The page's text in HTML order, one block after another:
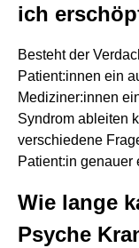
ich
Besteht der
Patient:innen ein
Mediziner:innen
Syndrom ableiten
verschiedene
Patient:in genauer
Wie lange
Psyche